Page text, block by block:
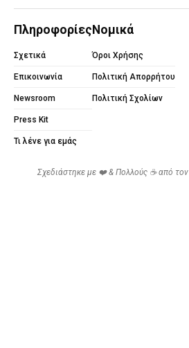
Πληροφορίες
Σχετικά
Επικοινωνία
Newsroom
Press Kit
Τι λένε για εμάς
Νομικά
Όροι Χρήσης
Πολιτική Απορρήτου
Πολιτική Σχολίων
Σχεδιάστηκε με ❤️ & Πολλούς ☕ από τον